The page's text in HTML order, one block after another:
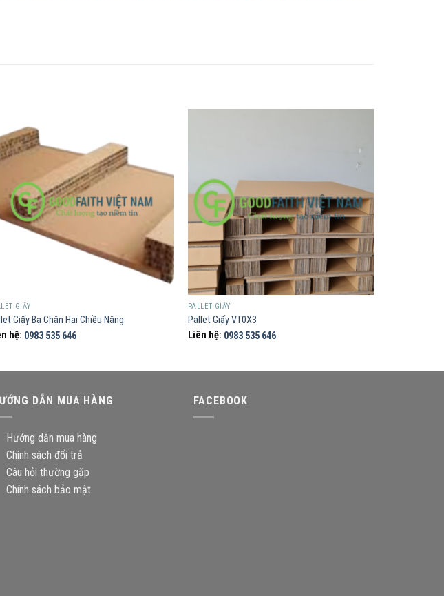
GIẤY
Giấy Ba Chân Hai Chiều Nâng
hệ: 0983 535 646
PALLET GIẤY
Pallet Giấy VT0X3
Liên hệ: 0983 535 646
DẪN MUA HÀNG
Hướng dẫn mua hàng
Chính sách đổi trả
Câu hỏi thường gặp
Chính sách bảo mật
FACEBOOK